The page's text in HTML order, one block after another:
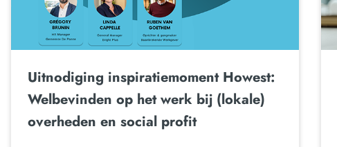
Uitnodiging inspiratiemoment Howest:
Welbevinden op het werk bij (lokale)
overheden en social profit